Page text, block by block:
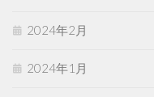
2024年2月
2024年1月